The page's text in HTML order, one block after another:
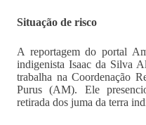
Situação de risco
A reportagem do portal
indigenista Isaac da Silva
trabalha na Coordenação
Purus (AM). Ele
retirada dos juma da terra